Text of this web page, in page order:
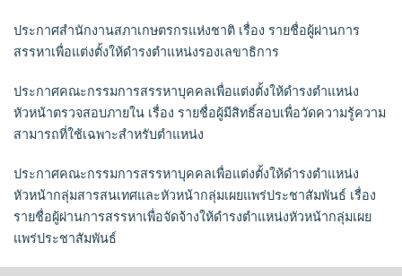
ประกาศสำนักงานสภาเกษตรกรแห่งชาติ เรื่อง รายชื่อผู้ผ่านการ
สรรหาเพื่อแต่งตั้งให้ดำรงตำแหน่งรองเลขาธิการ
ประกาศคณะกรรมการสรรหาบุคคลเพื่อแต่งตั้งให้ดำรงตำแหน่ง
หัวหน้าตรวจสอบภายใน เรื่อง รายชื่อผู้มีสิทธิ์สอบเพื่อวัดความรู้ความ
สามารถที่ใช้เฉพาะสำหรับตำแหน่ง
ประกาศคณะกรรมการสรรหาบุคคลเพื่อแต่งตั้งให้ดำรงตำแหน่ง
หัวหน้ากลุ่มสารสนเทศและหัวหน้ากลุ่มเผยแพร่ประชาสัมพันธ์ เรื่อง
รายชื่อผู้ผ่านการสรรหาเพื่อจัดจ้างให้ดำรงตำแหน่งหัวหน้ากลุ่มเผย
แพร่ประชาสัมพันธ์